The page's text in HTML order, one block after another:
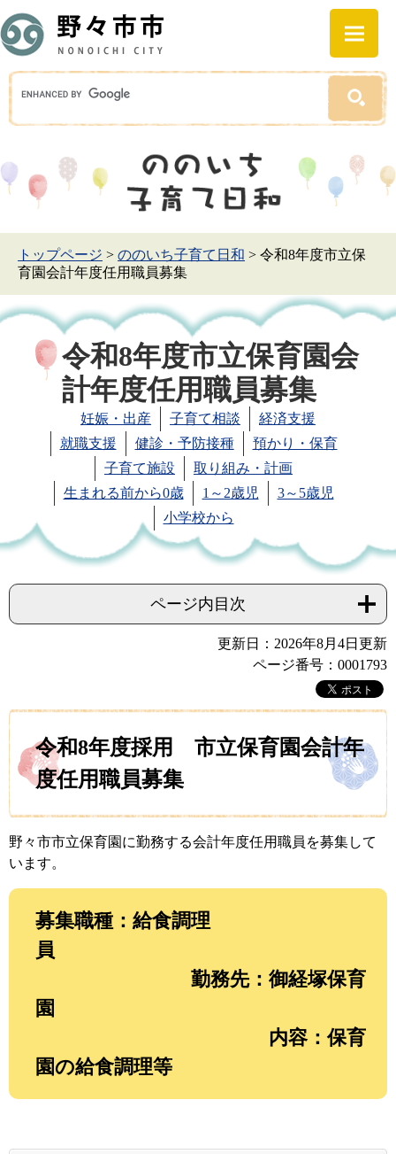
トップページ > ののいち子育て日和 > 令和8年度市立保
育園会計年度任用職員募集
令和8年度市立保育園会
計年度任用職員募集
妊娠・出産 子育て相談
経済支援
就職支援
健診・予防接種
預かり・保育
子育て施設
取り組み・計画
生まれる前から0歳
1～2歳児
3～5歳児
小学校から
ページ内目次
更新日：2026年8月4日更新
ページ番号：0001793
令和8年度採用 市立保育園会計年
度任用職員募集
野々市市立保育園に勤務する会計年度任用職員を募集して
います。
募集職種：給食調理
員
勤務先：御経塚保育
園
内容：保育
園の給食調理等